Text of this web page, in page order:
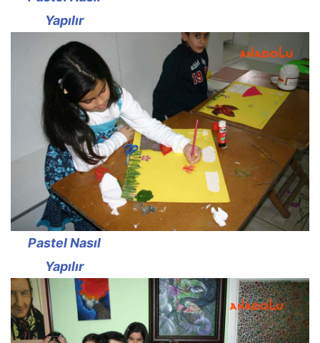
Yapılır
Pastel Nasıl
Yapılır